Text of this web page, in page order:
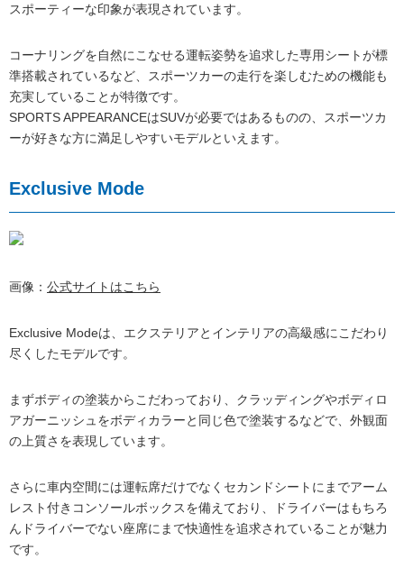
スポーティーな印象が表現されています。
コーナリングを自然にこなせる運転姿勢を追求した専用シートが標
準搭載されているなど、スポーツカーの走行を楽しむための機能も
充実していることが特徴です。
SPORTS APPEARANCEはSUVが必要ではあるものの、スポーツカ
ーが好きな方に満足しやすいモデルといえます。
Exclusive Mode
画像： 公式サイトはこちら
Exclusive Modeは、エクステリアとインテリアの高級感にこだわり
尽くしたモデルです。
まずボディの塗装からこだわっており、クラッディングやボディロ
アガーニッシュをボディカラーと同じ色で塗装するなどで、外観面
の上質さを表現しています。
さらに車内空間には運転席だけでなくセカンドシートにまでアーム
レスト付きコンソールボックスを備えており、ドライバーはもちろ
んドライバーでない座席にまで快適性を追求されていることが魅力
です。